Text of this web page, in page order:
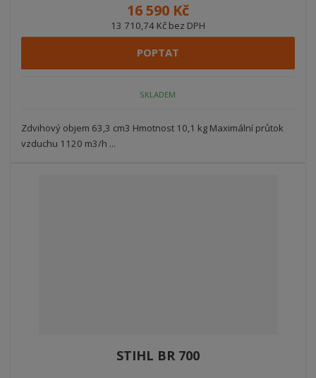
16 590 Kč
13 710,74 Kč bez DPH
POPTAT
SKLADEM
Zdvihový objem 63,3 cm3 Hmotnost 10,1 kg Maximální průtok
vzduchu 1120 m3/h ...
STIHL BR 700